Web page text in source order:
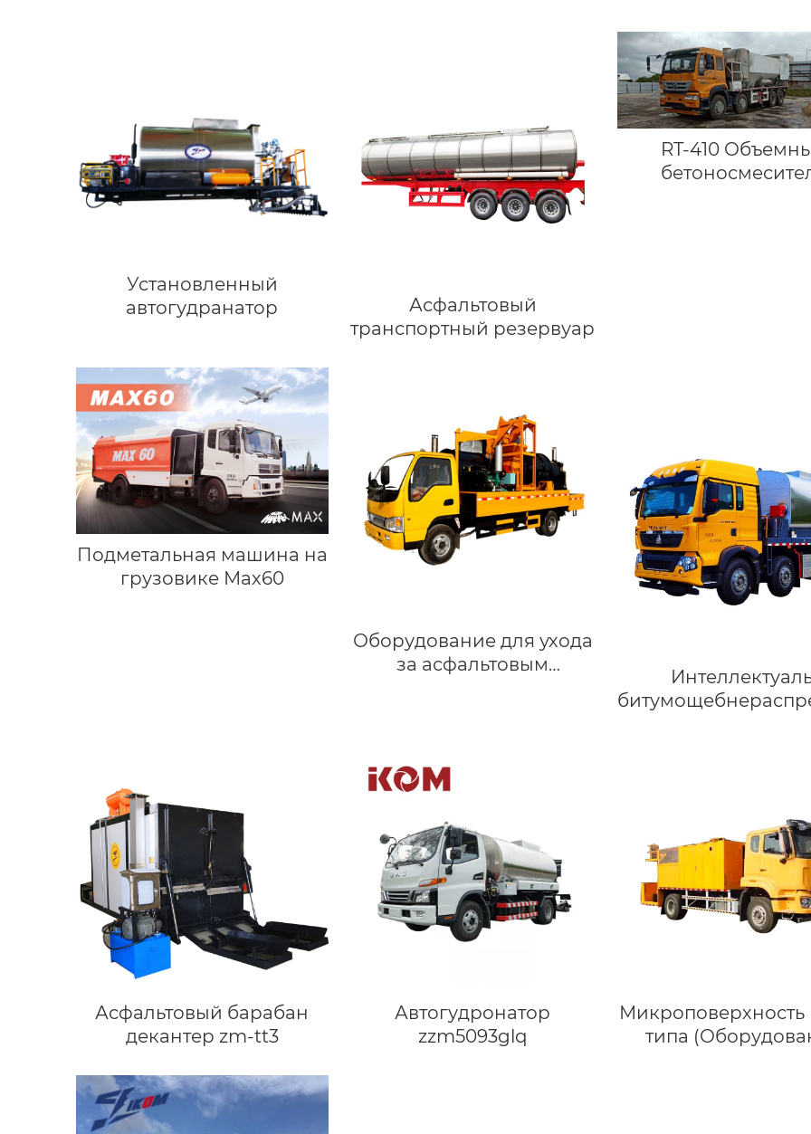
Установленный
автогудранатор
Асфальтовый
транспортный резервуар
RT-410
Подметальная машина на
грузовике Мах60
Оборудование для ухода
за асфальтовым
Асфальтовый барабан
декантер zm-tt3
Автогудронатор
zzm5093glq
типа